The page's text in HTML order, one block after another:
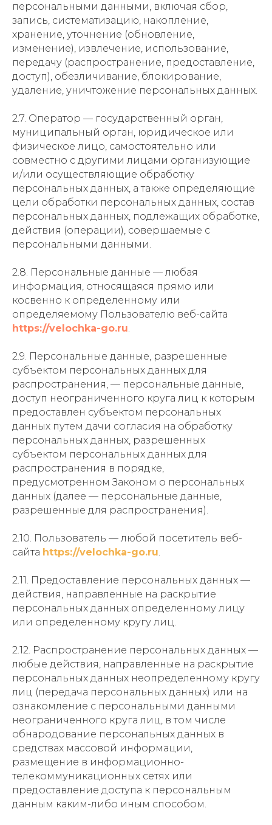
персональными данными, включая сбор,
запись, систематизацию, накопление,
хранение, уточнение (обновление,
изменение), извлечение, использование,
передачу (распространение, предоставление,
доступ), обезличивание, блокирование,
удаление, уничтожение персональных данных.
2.7. Оператор — государственный орган,
муниципальный орган, юридическое или
физическое лицо, самостоятельно или
совместно с другими лицами организующие
и/или осуществляющие обработку
персональных данных, а также определяющие
цели обработки персональных данных, состав
персональных данных, подлежащих обработке,
действия (операции), совершаемые с
персональными данными.
2.8. Персональные данные — любая
информация, относящаяся прямо или
косвенно к определенному или
определяемому Пользователю веб-сайта
https://velochka-go.ru.
2.9. Персональные данные, разрешенные
субъектом персональных данных для
распространения, — персональные данные,
доступ неограниченного круга лиц к которым
предоставлен субъектом персональных
данных путем дачи согласия на обработку
персональных данных, разрешенных
субъектом персональных данных для
распространения в порядке,
предусмотренном Законом о персональных
данных (далее — персональные данные,
разрешенные для распространения).
2.10. Пользователь — любой посетитель веб-
сайта https://velochka-go.ru.
2.11. Предоставление персональных данных —
действия, направленные на раскрытие
персональных данных определенному лицу
или определенному кругу лиц.
2.12. Распространение персональных данных —
любые действия, направленные на раскрытие
персональных данных неопределенному кругу
лиц (передача персональных данных) или на
ознакомление с персональными данными
неограниченного круга лиц, в том числе
обнародование персональных данных в
средствах массовой информации,
размещение в информационно-
телекоммуникационных сетях или
предоставление доступа к персональным
данным каким-либо иным способом.